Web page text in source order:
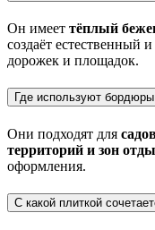
Он имеет тёплый
создаёт
дорожек и площадок.
Где используют
Они подходят для
территорий и зон
оформления.
С какой плиткой